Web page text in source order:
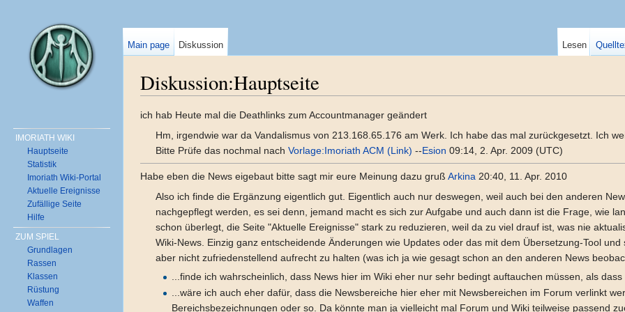
Diskussion:Hauptseite
ich hab Heute mal die Deathlinks zum Accountmanager geändert
Hm, irgendwie war da Vandalismus von 213.168.65.176 am Werk. Ich habe das mal zurückgesetzt. Ich
Bitte Prüfe das nochmal nachVorlage:Imoriath ACM (Link) --Esion 09:14, 2. Apr. 2009 (UTC)
Habe eben die News eigebaut bitte sagt mir eure Meinung dazu gruß Arkina 20:40, 11. Apr. 2010
Also ich finde die Ergänzung eigentlich gut. Eigentlich auch nur deswegen, weil auch bei den anderen
nachgepflegt werden, es sei denn, jemand macht es sich zur Aufgabe und auch dann ist die Frage, wie
schon überlegt, die Seite "Aktuelle Ereignisse" stark zu reduzieren, weil da zu viel drauf ist, was nie
Wiki-News. Einzig ganz entscheidende Änderungen wie Updates oder das mit dem Übersetzung-Tool
aber nicht zufriedenstellend aufrecht zu halten (was ich ja wie gesagt schon an den anderen News
...finde ich wahrscheinlich, dass News hier im Wiki eher nur sehr bedingt auftauchen müssen, als
...wäre ich auch eher dafür, dass die Newsbereiche hier eher mit Newsbereichen im Forum verlinkt
Bereichsbezeichnungen oder so. Da könnte man ja vielleicht mal Forum und Wiki teilweise passend
Main page Diskussion Lesen
IMORIATH WIKI
Hauptseite
Statistik
Imoriath Wiki-Portal
Aktuelle Ereignisse
Zufällige Seite
Hilfe
ZUM SPIEL
Grundlagen
Rassen
Klassen
Rüstung
Waffen